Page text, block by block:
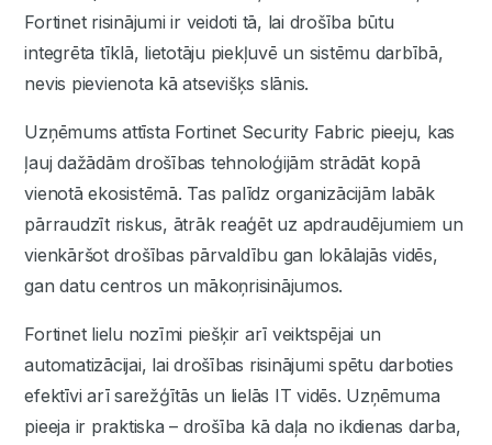
Fortinet risinājumi ir veidoti tā, lai drošība būtu
integrēta tīklā, lietotāju piekļuvē un sistēmu darbībā,
nevis pievienota kā atsevišķs slānis.
Uzņēmums attīsta Fortinet Security Fabric pieeju, kas
ļauj dažādām drošības tehnoloģijām strādāt kopā
vienotā ekosistēmā. Tas palīdz organizācijām labāk
pārraudzīt riskus, ātrāk reaģēt uz apdraudējumiem un
vienkāršot drošības pārvaldību gan lokālajās vidēs,
gan datu centros un mākoņrisinājumos.
Fortinet lielu nozīmi piešķir arī veiktspējai un
automatizācijai, lai drošības risinājumi spētu darboties
efektīvi arī sarežģītās un lielās IT vidēs. Uzņēmuma
pieeja ir praktiska – drošība kā daļa no ikdienas darba,